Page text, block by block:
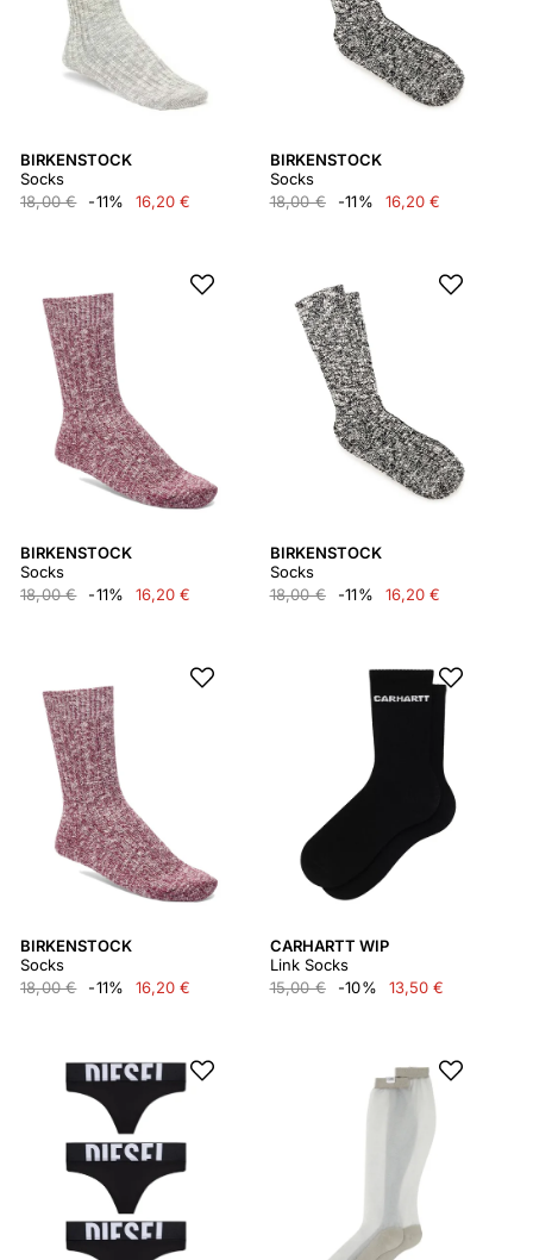
BIRKENSTOCK
Socks
18,00 €
-11% 16,20 €
BIRKENSTOCK
Socks
18,00 €
-11% 16,20 €
BIRKENSTOCK
Socks
18,00 €
-11% 16,20 €
BIRKENSTOCK
Socks
18,00 €
-11% 16,20 €
BIRKENSTOCK
Socks
18,00 €
-11% 16,20 €
CARHARTT WIP
Link Socks
15,00 €
-10% 13,50 €